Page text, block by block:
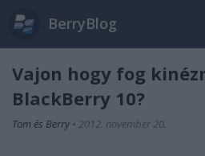
BerryBlog
Vajon hogy fog
BlackBerry 10?
Tom és Berry • 2012. november 20.